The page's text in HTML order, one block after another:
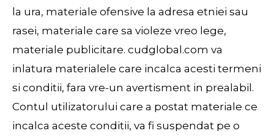
la ura, materiale ofensive la adresa etniei sau
rasei, materiale care sa violeze vreo lege,
materiale publicitare. cudglobal.com va
inlatura materialele care incalca acesti termeni
si conditii, fara vre-un avertisment in prealabil.
Contul utilizatorului care a postat materiale ce
incalca aceste conditii, va fi suspendat pe o